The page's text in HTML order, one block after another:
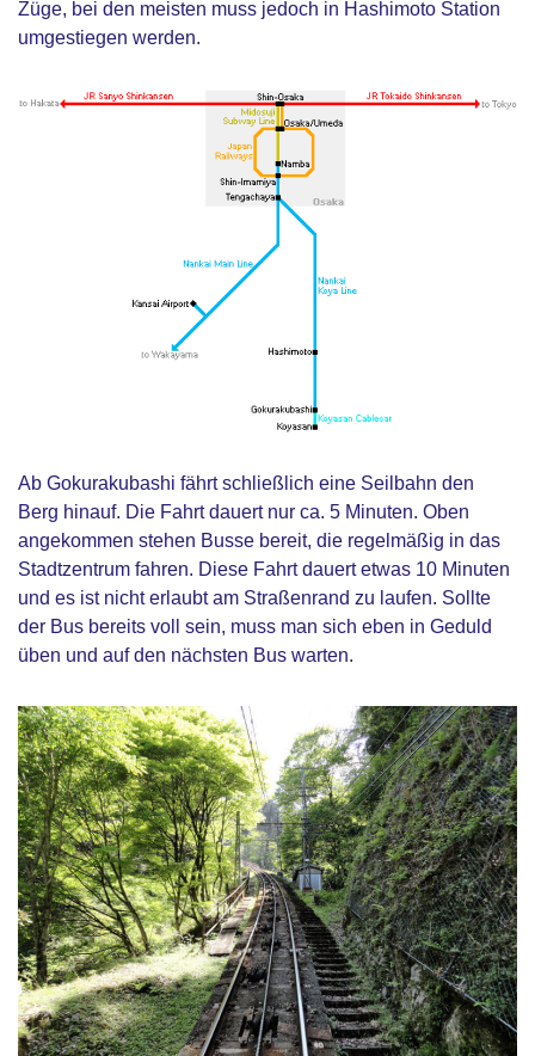
Züge, bei den meisten muss jedoch in Hashimoto Station
umgestiegen werden.
Ab Gokurakubashi fährt schließlich eine Seilbahn den
Berg hinauf. Die Fahrt dauert nur ca. 5 Minuten. Oben
angekommen stehen Busse bereit, die regelmäßig in das
Stadtzentrum fahren. Diese Fahrt dauert etwas 10 Minuten
und es ist nicht erlaubt am Straßenrand zu laufen. Sollte
der Bus bereits voll sein, muss man sich eben in Geduld
üben und auf den nächsten Bus warten.